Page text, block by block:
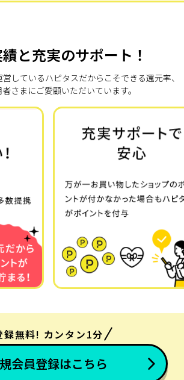
と充実のサポート！
しているハピタスだからこそできる還元率、
さまにご愛顧いただいています。
録無料! カンタン1分
会員登録はこちら